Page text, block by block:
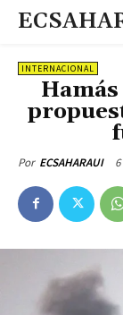
INTERNACIONAL
Por ECSAHARAUI